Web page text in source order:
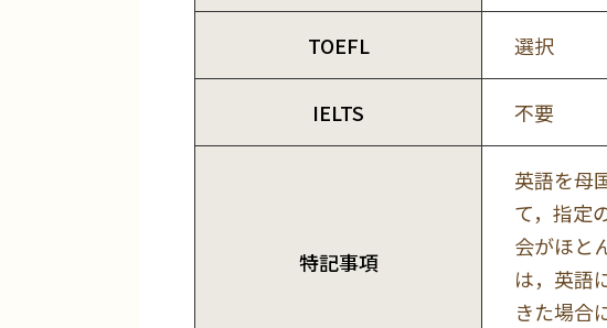
TOEFL 選択
IELTS 不要
特記事項
英語を母
て，指定
会がほと
は，英語
きた場合